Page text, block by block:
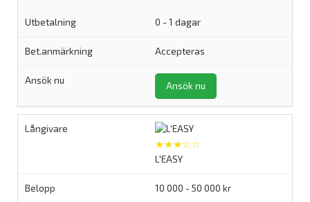
0 - 1 dagar
Accepteras
Ansök nu
★★★☆☆
L'EASY
10 000 - 50 000 kr